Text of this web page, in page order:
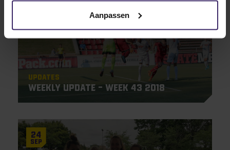
Aanpassen
Updates
Weekly update – week 43 2018
24
Sep